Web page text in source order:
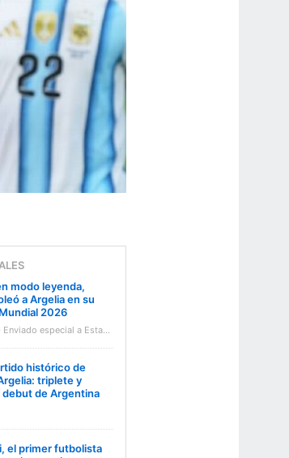
modo leyenda,
a Argelia en su
2026
Nicolás Baier - Enviado especial a Estados Unidos
histórico de
triplete y
de Argentina
el primer futbolista